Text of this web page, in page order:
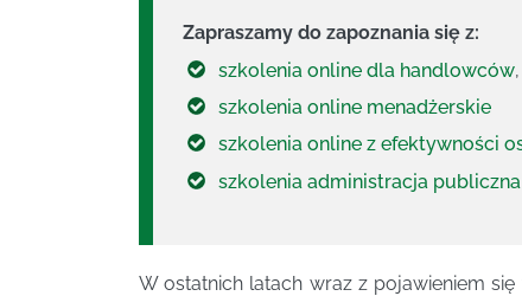
Zapraszamy do zapoznania się z:
szkolenia online dla handlowców,
szkolenia online menadżerskie
szkolenia online z efektywności
szkolenia administracja
W ostatnich latach wraz z pojawieniem